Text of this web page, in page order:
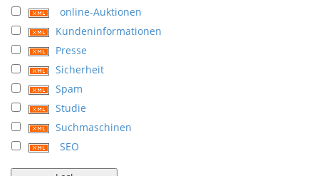
online-Auktionen
Kundeninformationen
Presse
Sicherheit
Spam
Studie
Suchmaschinen
SEO